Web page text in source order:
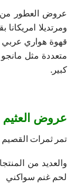
عروض العطور من
ومرتديلا
قهوة هواري
متعددة مثل
كبير.
عروض العثيم
تمر ثمرات
والعديد من
لحم غنم سواكني